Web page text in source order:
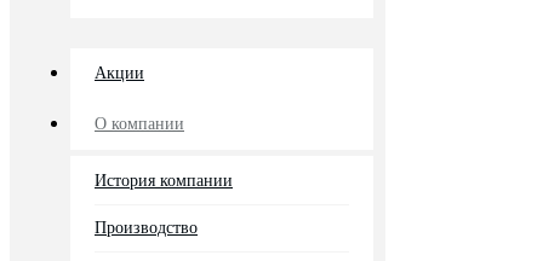
Акции
О компании
История компании
Производство